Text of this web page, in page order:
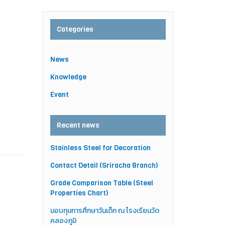
Categories
News
Knowledge
Event
Recent news
Stainless Steel for Decoration
Contact Detail (Sriracha Branch)
Grade Comparison Table (Steel
Properties Chart)
มอบทุนการศึกษาวันเด็ก ณ โรงเรียนวัด
คลองภูมิ